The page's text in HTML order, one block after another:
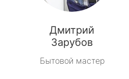
Дмитрий
Зарубов
Бытовой мастер